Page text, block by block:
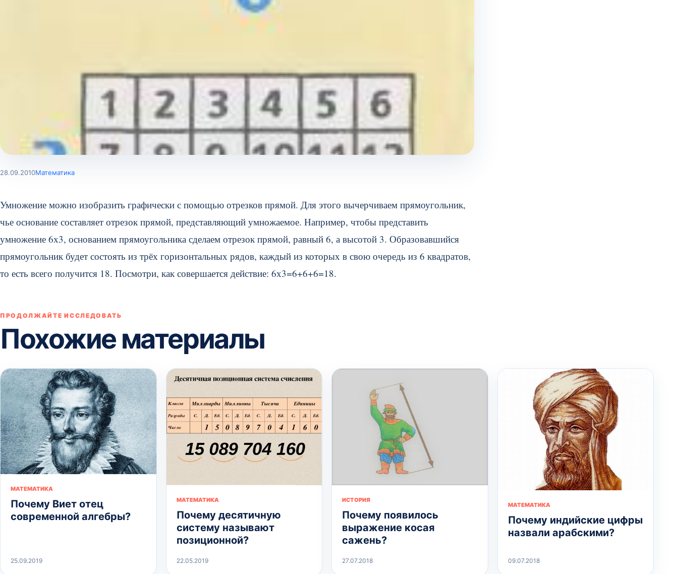
28.09.2010Математика
Умножение можно изобразить графически с помощью отрезков прямой. Для этого вычерчиваем прямоугольник,
чье основание составляет отрезок прямой, представляющий умножаемое. Например, чтобы представить
умножение 6х3, основанием прямоугольника сделаем отрезок прямой, равный 6, а высотой 3. Образовавшийся
прямоугольник будет состоять из трёх горизонтальных рядов, каждый из которых в свою очередь из 6 квадратов,
то есть всего получится 18. Посмотри, как совершается действие: 6х3=6+6+6=18.
ПРОДОЛЖАЙТЕ ИССЛЕДОВАТЬ
Похожие материалы
МАТЕМАТИКА
Почему Виет отец
современной алгебры?
25.09.2019
МАТЕМАТИКА
Почему десятичную
систему называют
позиционной?
22.05.2019
ИСТОРИЯ
Почему появилось
выражение косая
сажень?
27.07.2018
МАТЕМАТИКА
Почему индийские цифры
назвали арабскими?
09.07.2018